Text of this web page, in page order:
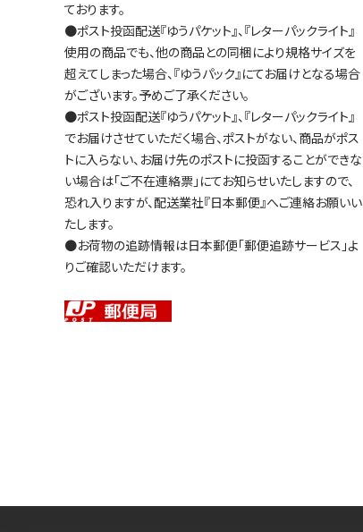
ております。
●ポスト投函配送『ゆうパケット』、『レターパックライト』
使用の商品でも、他の商品との同梱により規格サイズを
超えてしまった場合、『ゆうパック』にてお届けとなる場合
がございます。予めご了承ください。
●ポスト投函配送『ゆうパケット』、『レターパックライト』
でお届けさせていただく場合、ポストがない、商品がポス
トに入らない、お届け先のポストに投函することができな
い場合は「ご不在連絡票」にてお知らせいたしますので、
恐れ入りますが、配送業社『日本郵便』へご連絡お願いい
たします。
●お荷物の追跡情報は日本郵便「郵便追跡サービス」よ
りご確認いただけます。